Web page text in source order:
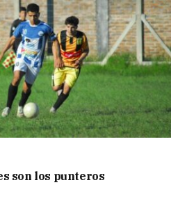
son los punteros